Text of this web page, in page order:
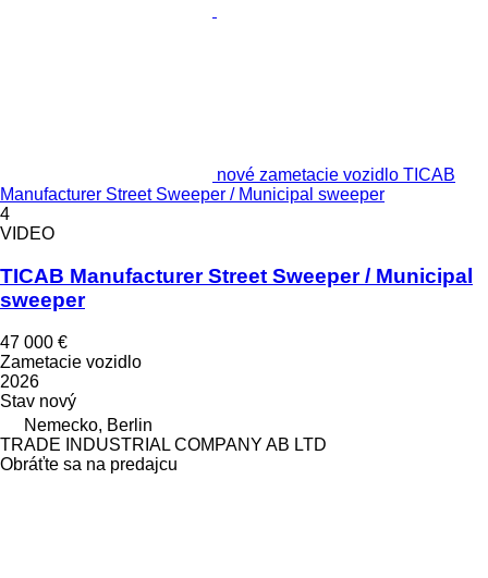
nové zametacie vozidlo TICAB
Manufacturer Street Sweeper / Municipal sweeper
4
VIDEO
TICAB Manufacturer Street Sweeper / Municipal
sweeper
47 000 €
Zametacie vozidlo
2026
Stav nový
Nemecko, Berlin
TRADE INDUSTRIAL COMPANY AB LTD
Obráťte sa na predajcu